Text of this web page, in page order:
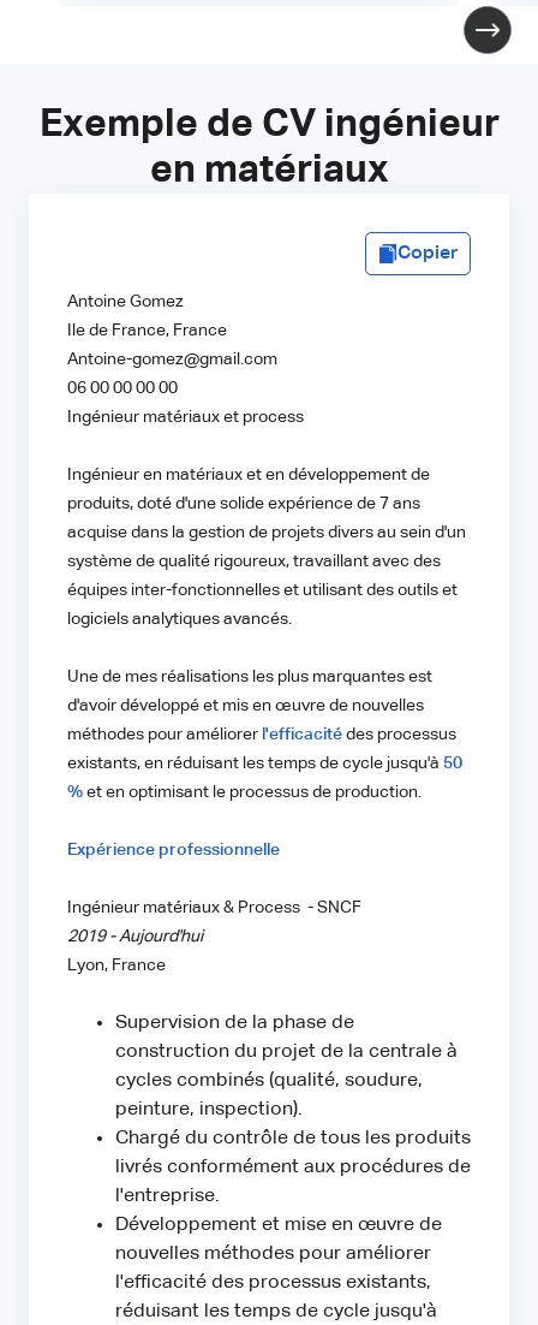
Exemple de CV ingénieur
en matériaux
Copier
Antoine Gomez
Ile de France, France
Antoine-gomez@gmail.com
06 00 00 00 00
Ingénieur matériaux et process
Ingénieur en matériaux et en développement de
produits, doté d'une solide expérience de 7 ans
acquise dans la gestion de projets divers au sein d'un
système de qualité rigoureux, travaillant avec des
équipes inter-fonctionnelles et utilisant des outils et
logiciels analytiques avancés.
Une de mes réalisations les plus marquantes est
d'avoir développé et mis en œuvre de nouvelles
méthodes pour améliorer l'efficacité des processus
existants, en réduisant les temps de cycle jusqu'à 50
% et en optimisant le processus de production.
Expérience professionnelle
Ingénieur matériaux & Process - SNCF
2019 - Aujourd'hui
Lyon, France
Supervision de la phase de
construction du projet de la centrale à
cycles combinés (qualité, soudure,
peinture, inspection).
Chargé du contrôle de tous les produits
livrés conformément aux procédures de
l'entreprise.
Développement et mise en œuvre de
nouvelles méthodes pour améliorer
l'efficacité des processus existants,
réduisant les temps de cycle jusqu'à